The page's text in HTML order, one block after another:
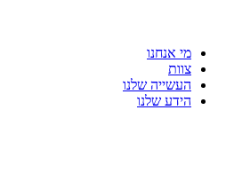
מי אנחנו
צוות
העשייה שלנו
הידע שלנו